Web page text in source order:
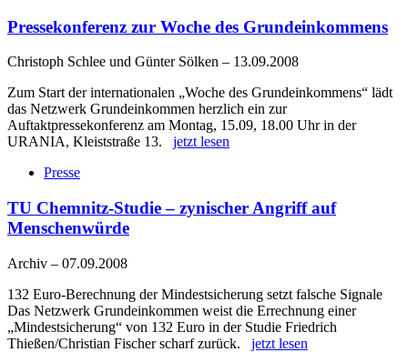
Pressekonferenz zur Woche des Grundeinkommens
Christoph Schlee und Günter Sölken – 13.09.2008
Zum Start der internationalen „Woche des Grundeinkommens“ lädt
das Netzwerk Grundeinkommen herzlich ein zur
Auftaktpressekonferenz am Montag, 15.09, 18.00 Uhr in der
URANIA, Kleiststraße 13. jetzt lesen
Presse
TU Chemnitz-Studie – zynischer Angriff auf
Menschenwürde
Archiv – 07.09.2008
132 Euro-Berechnung der Mindestsicherung setzt falsche Signale
Das Netzwerk Grundeinkommen weist die Errechnung einer
„Mindestsicherung“ von 132 Euro in der Studie Friedrich
Thießen/Christian Fischer scharf zurück. jetzt lesen